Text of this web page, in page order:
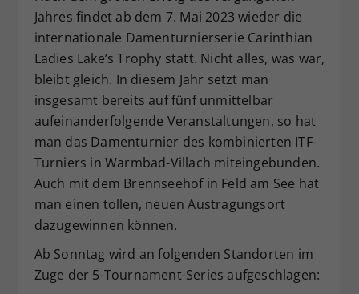
Jahres findet ab dem 7. Mai 2023 wieder die
internationale Damenturnierserie Carinthian
Ladies Lake’s Trophy statt. Nicht alles, was war,
bleibt gleich. In diesem Jahr setzt man
insgesamt bereits auf fünf unmittelbar
aufeinanderfolgende Veranstaltungen, so hat
man das Damenturnier des kombinierten ITF-
Turniers in Warmbad-Villach miteingebunden.
Auch mit dem Brennseehof in Feld am See hat
man einen tollen, neuen Austragungsort
dazugewinnen können.
Ab Sonntag wird an folgenden Standorten im
Zuge der 5-Tournament-Series aufgeschlagen:
Zweck
Dieser Wert speichert Ihre Consent-
Einstellungen. Unter anderem eine
zufällig generierte ID, für die
historische Speicherung Ihrer
vorgenommen Einstellungen, falls der
Webseiten-Betreiber dies eingestellt
hat.